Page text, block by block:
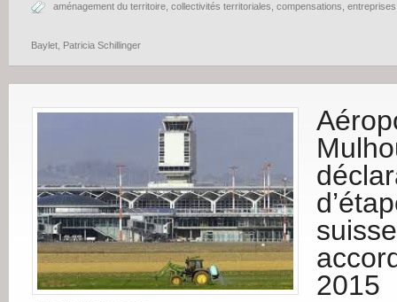
aménagement du territoire collectivités territoriales compensations entreprises
Baylet Patricia Schillinger
2015